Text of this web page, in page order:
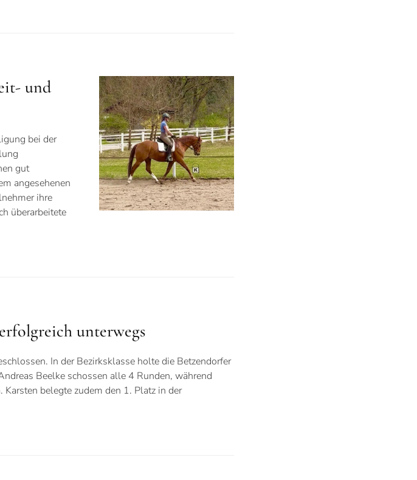
und
bei der
gut
angesehenen
ihre
überarbeitete
unterwegs
In der Bezirksklasse holte die Betzendorfer
Beelke schossen alle 4 Runden, während
belegte zudem den 1. Platz in der